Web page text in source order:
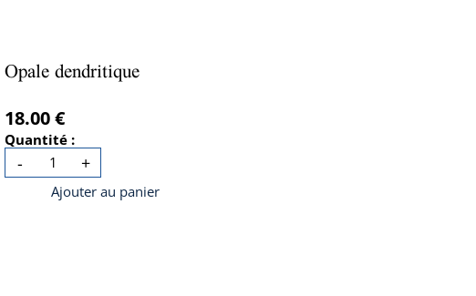
Opale dendritique
18.00 €
Quantité :
- +
Ajouter au panier